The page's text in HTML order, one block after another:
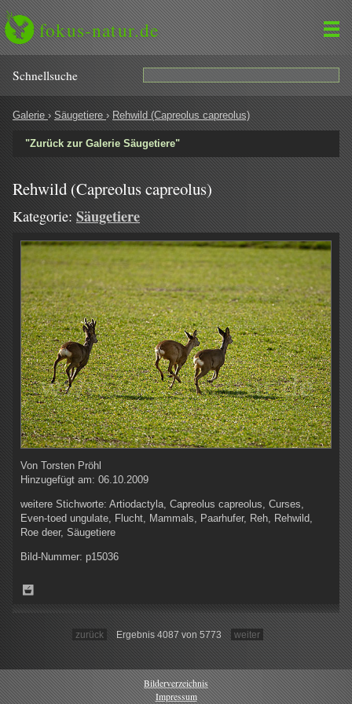
fokus-natur.de
Schnell­suche
Galerie › Säugetiere › Rehwild (Capreolus capreolus)
"Zurück zur Galerie Säugetiere"
Rehwild (Capreolus capreolus)
Kategorie: Säugetiere
Von Torsten Pröhl
Hinzugefügt am: 06.10.2009
weitere Stichworte: Artiodactyla, Capreolus capreolus, Curses,
Even-toed ungulate, Flucht, Mammals, Paarhufer, Reh, Rehwild,
Roe deer, Säugetiere
Bild-Nummer: p15036
zurück Ergebnis 4087 von 5773 weiter
Bilderverzeichnis
Impressum